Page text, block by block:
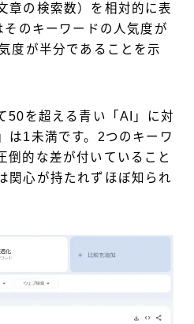
章の検索数）を相対的に表
そのキーワードの人気度が
度が半分であることを示
50を超える青い「AI」に対
は1未満です。2つのキーワ
倒的な差が付いていること
関心が持たれずほぼ知られ